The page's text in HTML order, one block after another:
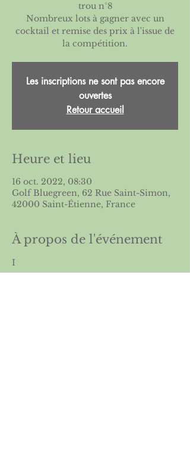
trou n°8
Nombreux lots à gagner avec un
cocktail et remise des prix à l'issue de
la compétition.
Les inscriptions ne sont pas encore
ouvertes
Retour accueil
Heure et lieu
16 oct. 2022, 08:30
Golf Bluegreen, 62 Rue Saint-Simon,
42000 Saint-Étienne, France
À propos de l'événement
I